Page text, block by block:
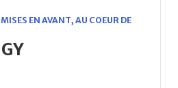
EN AVANT, AU COEUR DE